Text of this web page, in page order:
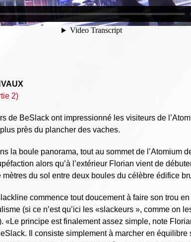
2)
de BeSlack ont impressionné les visiteurs de
près du plancher des vaches.
la boule panorama, tout au sommet de l’Atomium
alors qu’à l’extérieur Florian vient de
mètres du sol entre deux boules du célèbre édifice
commence tout doucement à faire son trou
(si ce n’est qu’ici les «slackeurs », comme on
«Le principe est finalement assez simple, note
Il consiste simplement à marcher en équilibre